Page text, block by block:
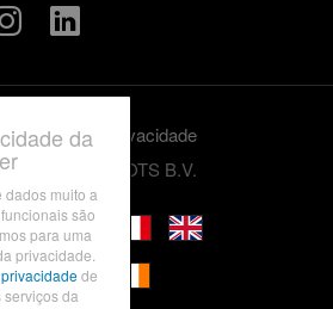
condições
Privacidade
GRASSROOTS B.V.
da
dados muito a
são
para uma
privacidade.
de
serviços da